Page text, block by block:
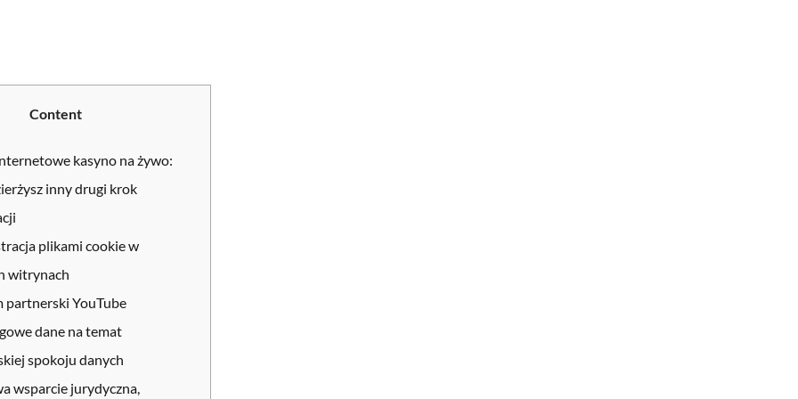
Content
kasyno na żywo:
inny drugi krok
plikami cookie w
witrynach
partnerski YouTube
dane na temat
spokoju danych
wsparcie jurydyczna,